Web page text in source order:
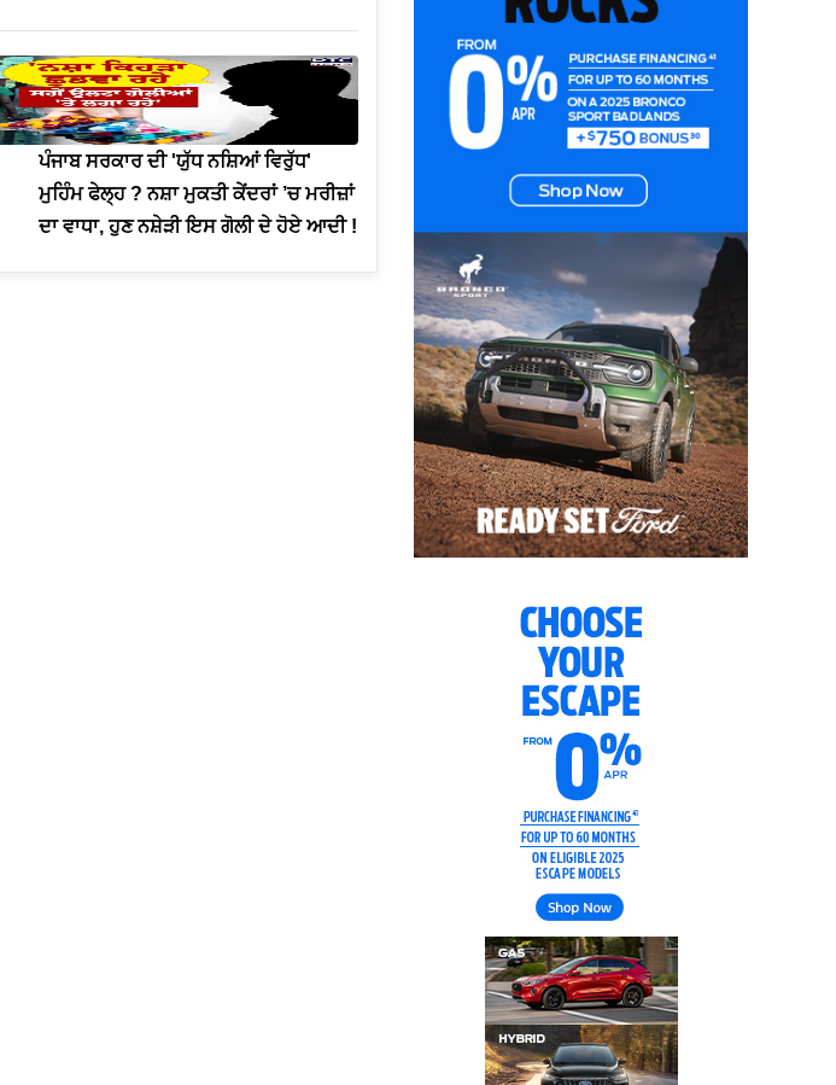
ਪੰਜਾਬ ਸਰਕਾਰ ਦੀ 'ਯੁੱਧ ਨਸ਼ਿਆਂ ਵਿਰੁੱਧ'
ਮੁਹਿੰਮ ਫੇਲ੍ਹ ? ਨਸ਼ਾ ਮੁਕਤੀ ਕੇਂਦਰਾਂ ’ਚ ਮਰੀਜ਼ਾਂ
ਦਾ ਵਾਧਾ, ਹੁਣ ਨਸ਼ੇੜੀ ਇਸ ਗੋਲੀ ਦੇ ਹੋਏ ਆਦੀ !